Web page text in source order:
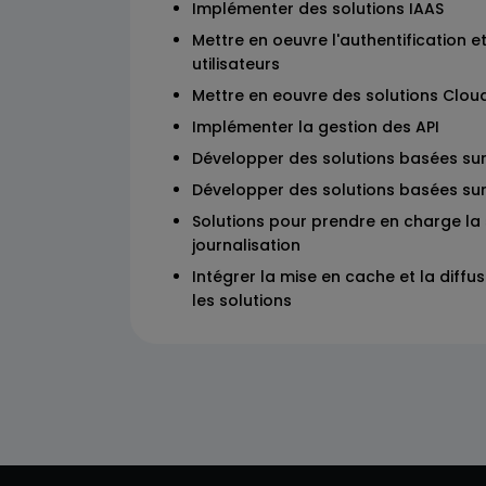
Implémenter des solutions IAAS
Mettre en oeuvre l'authentification
utilisateurs
Mettre en eouvre des solutions
Implémenter la gestion des API
Développer des solutions basées
Développer des solutions basées
Solutions pour prendre en charge
journalisation
Intégrer la mise en cache et la
les solutions